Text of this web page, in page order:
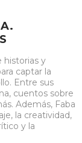
historias y
captar la
Entre sus
cuentos sobre
Además, Faba
la creatividad,
y la